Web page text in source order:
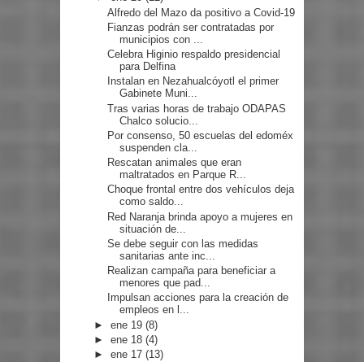
Alfredo del Mazo da positivo a Covid-19
Fianzas podrán ser contratadas por
municipios con ...
Celebra Higinio respaldo presidencial
para Delfina
Instalan en Nezahualcóyotl el primer
Gabinete Muni...
Tras varias horas de trabajo ODAPAS
Chalco solucio...
Por consenso, 50 escuelas del edoméx
suspenden cla...
Rescatan animales que eran
maltratados en Parque R...
Choque frontal entre dos vehículos deja
como saldo...
Red Naranja brinda apoyo a mujeres en
situación de...
Se debe seguir con las medidas
sanitarias ante inc...
Realizan campaña para beneficiar a
menores que pad...
Impulsan acciones para la creación de
empleos en l...
►ene 19(8)
►ene 18(4)
►ene 17(13)